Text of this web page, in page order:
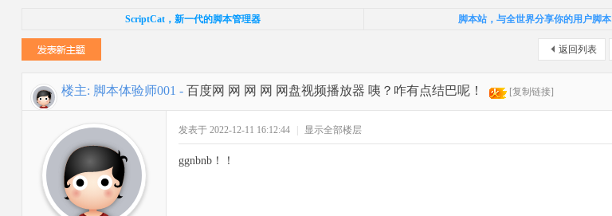
中
网
ScriptCat，新一代的脚本管理器 脚本站，与全世界分享你的用户脚本
返回列表
楼主: 脚本体验师001 - 百度网 网 网 网 网盘视频播放器 咦？咋有点结巴呢！ [复制链接]
发表于 2022-12-11 16:12:44 显示全部楼层
ggnbnb！！